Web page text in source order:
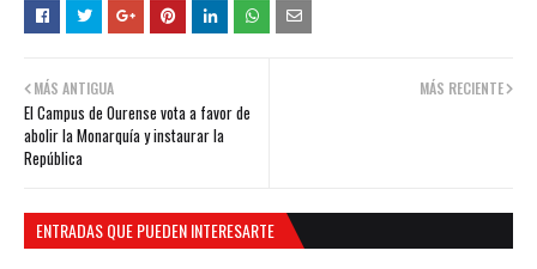
MÁS RECIENTE
MÁS ANTIGUA
El Campus de Ourense vota a favor de
abolir la Monarquía y instaurar la
República
ENTRADAS QUE PUEDEN INTERESARTE